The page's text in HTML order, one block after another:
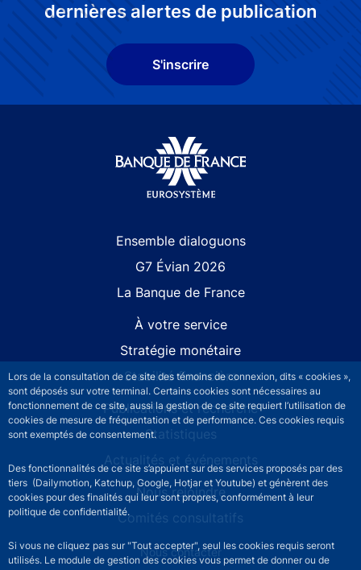
Lors de la consultation de ce site des témoins de connexion, dits « cookies »,
sont déposés sur votre terminal. Certains cookies sont nécessaires au
fonctionnement de ce site, aussi la gestion de ce site requiert l’utilisation de
cookies de mesure de fréquentation et de performance. Ces cookies requis
sont exemptés de consentement.
Des fonctionnalités de ce site s’appuient sur des services proposés par des
tiers (Dailymotion, Katchup, Google, Hotjar et Youtube) et génèrent des
cookies pour des finalités qui leur sont propres, conformément à leur
politique de confidentialité.
Si vous ne cliquez pas sur "Tout accepter", seul les cookies requis seront
utilisés. Le module de gestion des cookies vous permet de donner ou de
dernières alertes de publication
S'inscrire
Ensemble dialoguons
G7 Évian 2026
La Banque de France
À votre service
Stratégie monétaire
Stabilité financière
Publications et recherche
Statistiques
Actualités et événements
Nous rejoindre
Comités consultatifs
Footer secondary menuNous contacter